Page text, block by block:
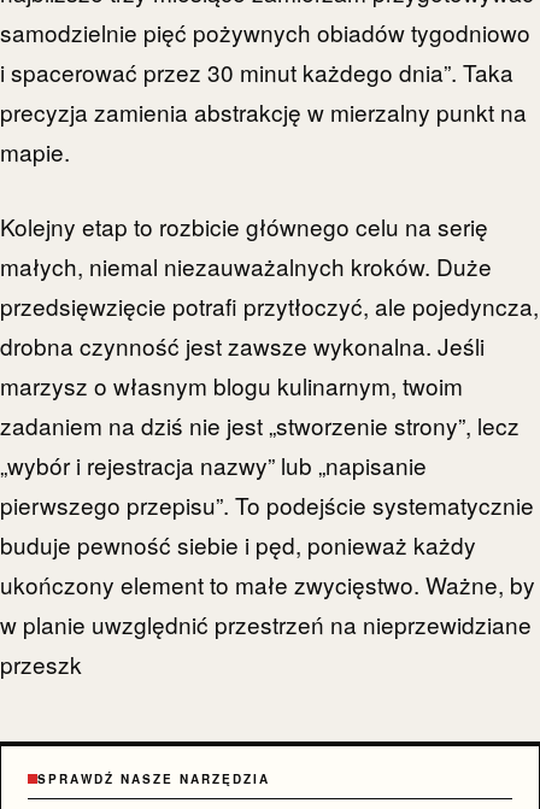
samodzielnie pięć pożywnych obiadów tygodniowo
i spacerować przez 30 minut każdego dnia”. Taka
precyzja zamienia abstrakcję w mierzalny punkt na
mapie.
Kolejny etap to rozbicie głównego celu na serię
małych, niemal niezauważalnych kroków. Duże
przedsięwzięcie potrafi przytłoczyć, ale pojedyncza,
drobna czynność jest zawsze wykonalna. Jeśli
marzysz o własnym blogu kulinarnym, twoim
zadaniem na dziś nie jest „stworzenie strony”, lecz
„wybór i rejestracja nazwy” lub „napisanie
pierwszego przepisu”. To podejście systematycznie
buduje pewność siebie i pęd, ponieważ każdy
ukończony element to małe zwycięstwo. Ważne, by
w planie uwzględnić przestrzeń na nieprzewidziane
przeszk
SPRAWDŹ NASZE NARZĘDZIA